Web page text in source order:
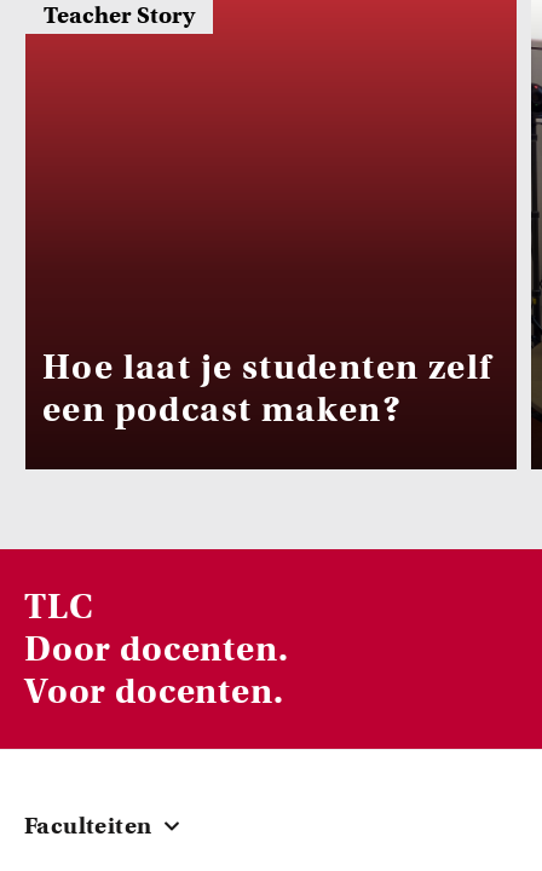
Teacher Story
Hoe laat je studenten zelf
een podcast maken?
TLC
Door docenten.
Voor docenten.
Faculteiten